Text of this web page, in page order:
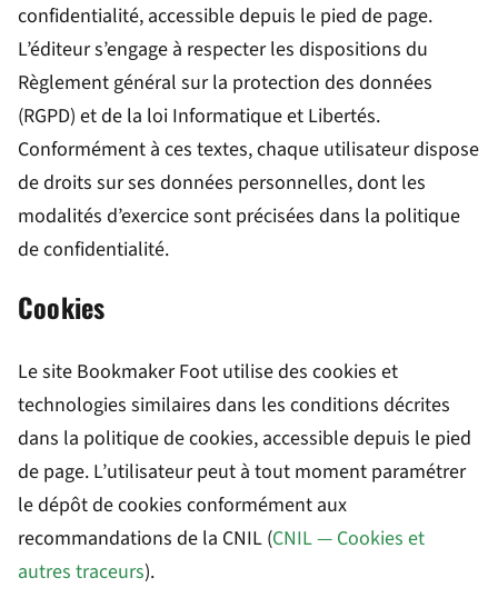
confidentialité, accessible depuis le pied de page.
L’éditeur s’engage à respecter les dispositions du
Règlement général sur la protection des données
(RGPD) et de la loi Informatique et Libertés.
Conformément à ces textes, chaque utilisateur dispose
de droits sur ses données personnelles, dont les
modalités d’exercice sont précisées dans la politique
de confidentialité.
Cookies
Le site Bookmaker Foot utilise des cookies et
technologies similaires dans les conditions décrites
dans la politique de cookies, accessible depuis le pied
de page. L’utilisateur peut à tout moment paramétrer
le dépôt de cookies conformément aux
recommandations de la CNIL (CNIL — Cookies et
autres traceurs).